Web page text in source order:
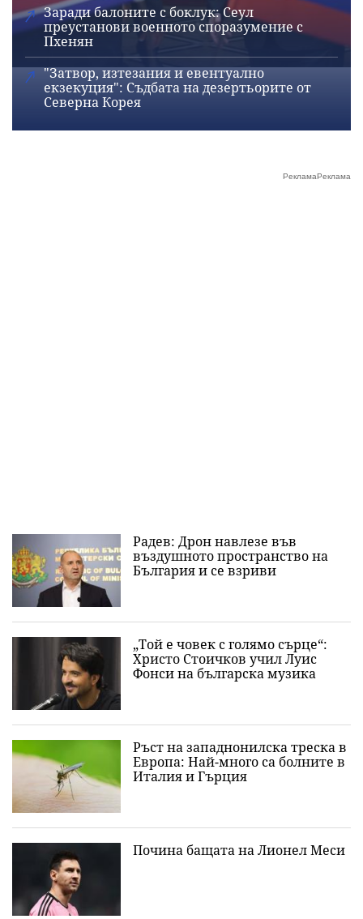
Заради балоните с боклук: Сеул
преустанови военното споразумение с
Пхенян
"Затвор, изтезания и евентуално
екзекуция": Съдбата на дезертьорите от
Северна Корея
Радев: Дрон навлезе във
въздушното пространство на
България и се взриви
„Той е човек с голямо сърце“:
Христо Стоичков учил Луис
Фонси на българска музика
Ръст на западнонилска треска в
Европа: Най-много са болните в
Италия и Гърция
Почина бащата на Лионел Меси